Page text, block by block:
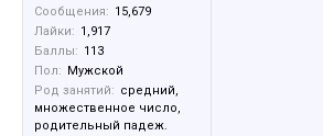
Сообщения: 15,679
Лайки: 1,917
Баллы: 113
Пол: Мужской
Род занятий: средний,
множественное число,
родительный падеж.